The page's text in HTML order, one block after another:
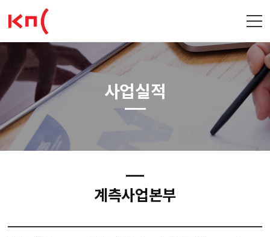
사업실적
계측사업본부